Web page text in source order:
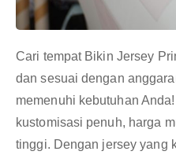
Cari tempat Bikin Jersey
dan sesuai dengan
memenuhi kebutuhan
kustomisasi penuh, harga
tinggi. Dengan jersey yang